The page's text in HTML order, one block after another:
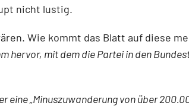
nicht lustig.
Wie kommt das Blatt auf diese
hervor, mit dem die Partei in den
eine „Minuszuwanderung von über